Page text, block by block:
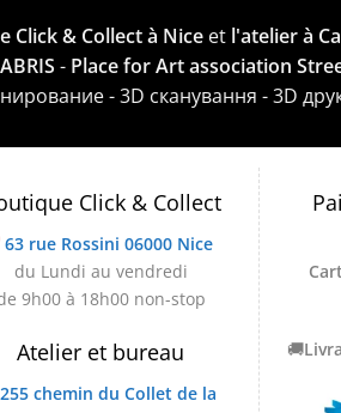
Click & Collect à Niceet l'atelier à
- Place for Art association
- 3D сканування - 3D
Click & Collect
63 rue Rossini 06000 Nice
du Lundi au vendredi
9h00 à 18h00 non-stop
Atelier et bureau
255 chemin du Collet de la
🚚